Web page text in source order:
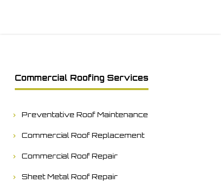
Commercial Roofing Services
Preventative Roof Maintenance
Commercial Roof Replacement
Commercial Roof Repair
Sheet Metal Roof Repair